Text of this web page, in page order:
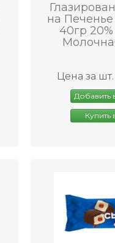
на
40гр
Цена за
Добавить
Купить